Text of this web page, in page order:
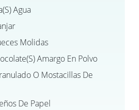
Agua
Molidas
Amargo En Polvo
O Mostacillas De
De Papel